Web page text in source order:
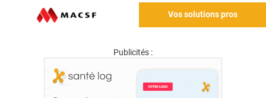
Vos solutions pros
Publicités :